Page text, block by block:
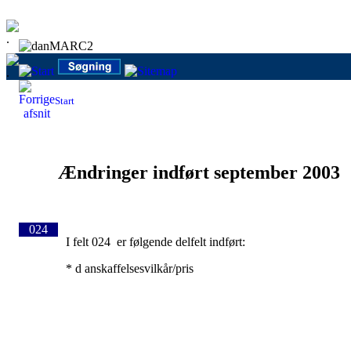
Start
Ændringer indført september 2003
024
I felt 024 er følgende delfelt indført:
* d anskaffelsesvilkår/pris